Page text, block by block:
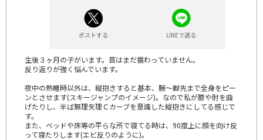
ポストする LINEで送る
生後３ヶ月の子がいます。首はまだ据わっていません。
反り返りが強く悩んでいます。
夜中の熟睡時以外は、縦抱きすると基本、腕〜脚先まで全身をピー
ンとさせます(スキージャンプのイメージ)。なので私が膝や肘を曲
げたりし、半ば無理矢理Ｃカーブを意識した縦抱きにしてる感じで
す。
また、ベッドや床等の平らな所で寝てる時は、90度上に顔を向け反
って寝たりします(エビ反りのように)。